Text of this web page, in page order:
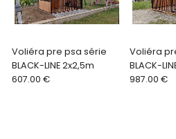
Voliéra pre psa série
BLACK-LINE 2x2,5m
607.00 €
Voliéra
BLACK-
987.00 €